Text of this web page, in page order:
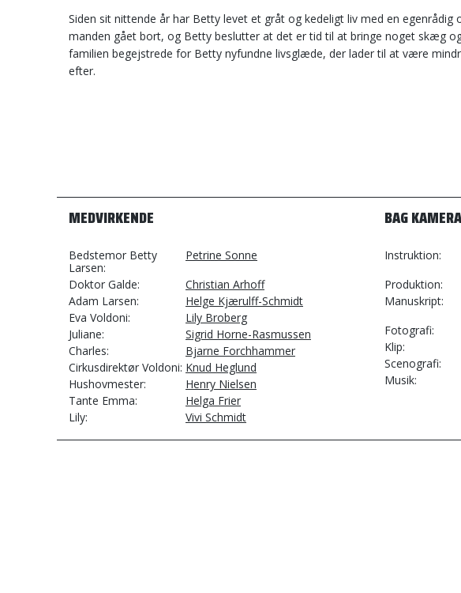
Siden sit nittende år har Betty levet et gråt og kedeligt liv med en egenrådig
manden gået bort, og Betty beslutter at det er tid til at bringe noget skæg
familien begejstrede for Betty nyfundne livsglæde, der lader til at være
efter.
MEDVIRKENDE
Bedstemor Betty
Larsen
Petrine Sonne
Doktor Galde
Christian Arhoff
Adam Larsen
Helge Kjærulff-Schmidt
Eva Voldoni
Lily Broberg
Juliane
Sigrid Horne-Rasmussen
Charles
Bjarne Forchhammer
Cirkusdirektør Voldoni Knud Heglund
Hushovmester
Henry Nielsen
Tante Emma
Helga Frier
Lily
Vivi Schmidt
BAG
Instruktion
Produktion
Manuskript
Fotografi
Klip
Scenografi
Musik